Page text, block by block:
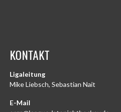
KONTAKT
Ligaleitung
Mike Liebsch, Sebastian Nait
E-Mail